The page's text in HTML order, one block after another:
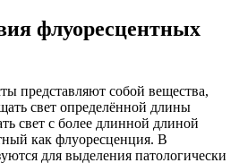
флуоресцентных
представляют собой вещества,
свет определённой длины
свет с более длинной длиной
как флуоресценция. В
для выделения патологически